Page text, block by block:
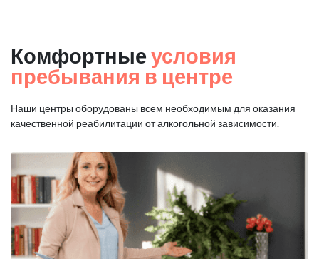
Комфортные условия
пребывания в центре
Наши центры оборудованы всем необходимым для оказания
качественной реабилитации от алкогольной зависимости.